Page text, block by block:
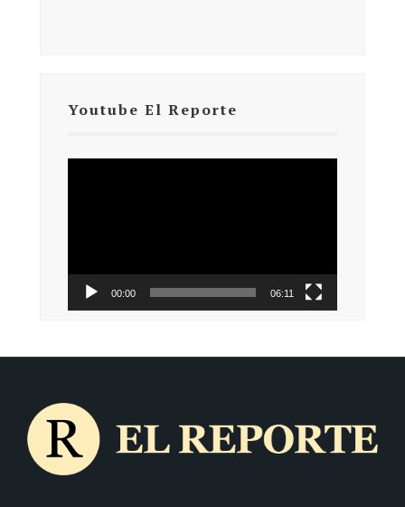
Youtube El Reporte
00:00 06:11